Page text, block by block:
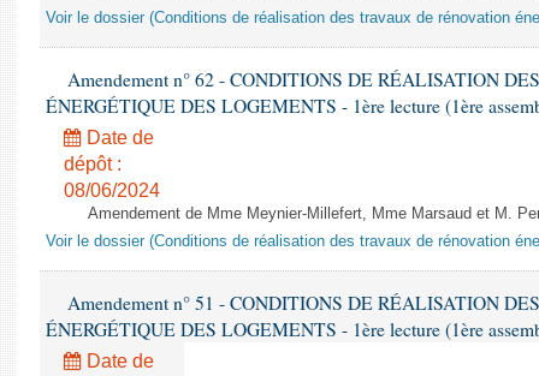
Voir le dossier (Conditions de réalisation des travaux de rénovation
Amendement n° 62 - CONDITIONS DE RÉALISATION
ÉNERGÉTIQUE DES LOGEMENTS - 1ère lecture (1ère
Date de
dépôt :
08/06/2024
Amendement de Mme Meynier-Millefert, Mme Marsaud et M.
Voir le dossier (Conditions de réalisation des travaux de rénovation
Amendement n° 51 - CONDITIONS DE RÉALISATION
ÉNERGÉTIQUE DES LOGEMENTS - 1ère lecture (1ère
Date de